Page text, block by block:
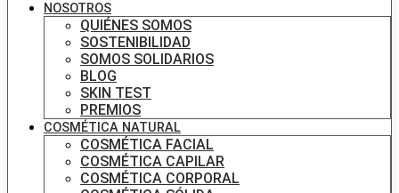
NOSOTROS
QUIÉNES SOMOS
SOSTENIBILIDAD
SOMOS SOLIDARIOS
BLOG
SKIN TEST
PREMIOS
COSMÉTICA NATURAL
COSMÉTICA FACIAL
COSMÉTICA CAPILAR
COSMÉTICA CORPORAL